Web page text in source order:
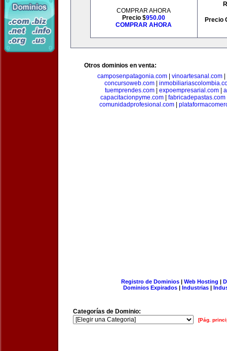
COMPRAR AHORA
Precio $950.00
COMPRAR AHORA
Precio
Otros dominios en venta:
camposenpatagonia.com| vinoartesanal.com|
concursoweb.com
tuemprendes.com
expoempresarial.com
capacitacionpyme.com
fabricadepastas.com
comunidadprofesional.com|
Registro de Dominios| Web Hosting |
Dominios Expirados | Industrias |
Categorías de Dominio:
[Pág.